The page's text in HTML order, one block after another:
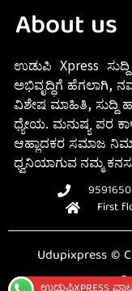
About us
ಉಡುಪಿ Xpress
ಅಭಿವೃದ್ಧಿಗೆ ಹೆಗಲಾಗಿ,
ವಿಶೇಷ ಮಾಹಿತಿ, ಸುದ್ದಿ
ಧ್ಯೇಯ. ಮನುಷ್ಯ ಪರ
ಆಹ್ಲಾದಕರ ಸಮಾಜ
ಧ್ವನಿಯಾಗುವ ನಮ್ಮ
First
Udupixpress ©